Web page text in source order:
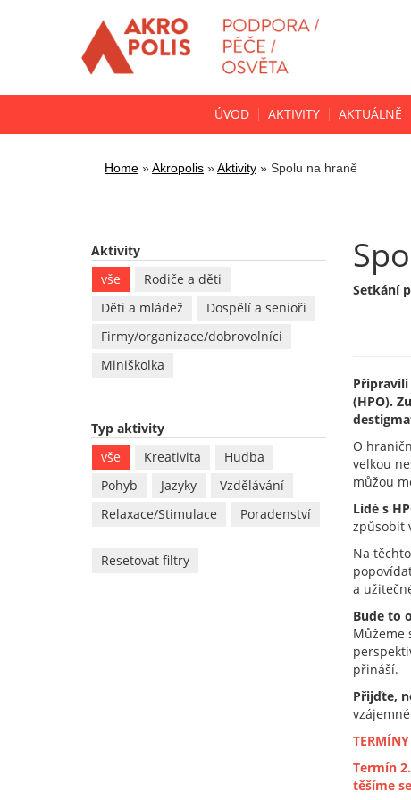
ÚVOD AKTIVITY AKTUÁLNĚ
Home »Akropolis »Aktivity » Spolu na hraně
Setkání
(HPO).
O
velkou
můžou
Lidé s
způsobit
Na
a
Bude to
Můžeme
přináší.
Přijďte,
Termín
těšíme
Aktivity
vše
Rodiče a děti
Děti a mládež
Dospělí a senioři
Firmy/organizace/dobrovolníci
Miniškolka
Typ aktivity
vše
Kreativita
Hudba
Pohyb
Jazyky
Vzdělávání
Relaxace/Stimulace
Poradenství
Resetovat filtry